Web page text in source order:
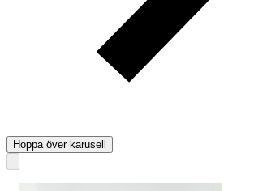
Hoppa över karusell